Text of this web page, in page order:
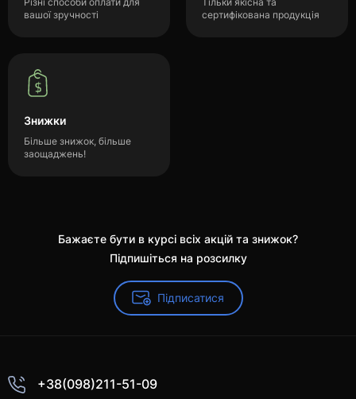
вашої зручності
сертифікована продукція
Знижки
Більше знижок, більше
заощаджень!
Бажаєте бути в курсі всіх акцій та знижок?
Підпишіться на розсилку
Підписатися
+38(098)211-51-09